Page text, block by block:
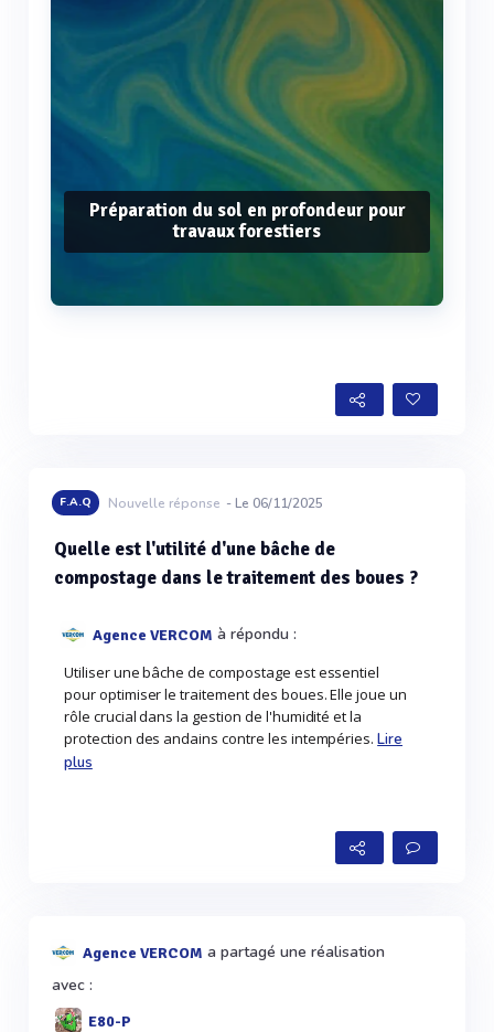
Préparation du sol en profondeur pour
travaux forestiers
F.A.Q Nouvelle réponse - Le 06/11/2025
Quelle est l'utilité d'une bâche de
compostage dans le traitement des boues ?
Agence VERCOM à répondu :
Utiliser une bâche de compostage est essentiel
pour optimiser le traitement des boues. Elle joue un
rôle crucial dans la gestion de l'humidité et la
protection des andains contre les intempéries.Lire
plus
Agence VERCOM a partagé une réalisation
avec :
E80-P